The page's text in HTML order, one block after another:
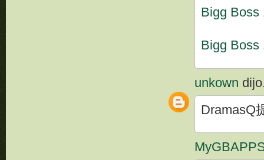
Bigg Boss
Bigg Boss
unkown
DramasQ